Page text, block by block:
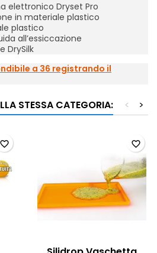
elettronico Dryset Pro
in materiale plastico
plastico
all’essiccazione
DrySilk
a 36 registrando il
STESSA CATEGORIA: >
<
favorite_border favorite_border